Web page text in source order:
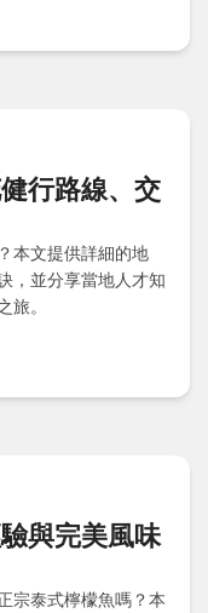
見問題，一次解決
行路線、交
本文提供詳細的地
，並分享當地人才知
旅。
與完美風味
宗泰式檸檬魚嗎？本